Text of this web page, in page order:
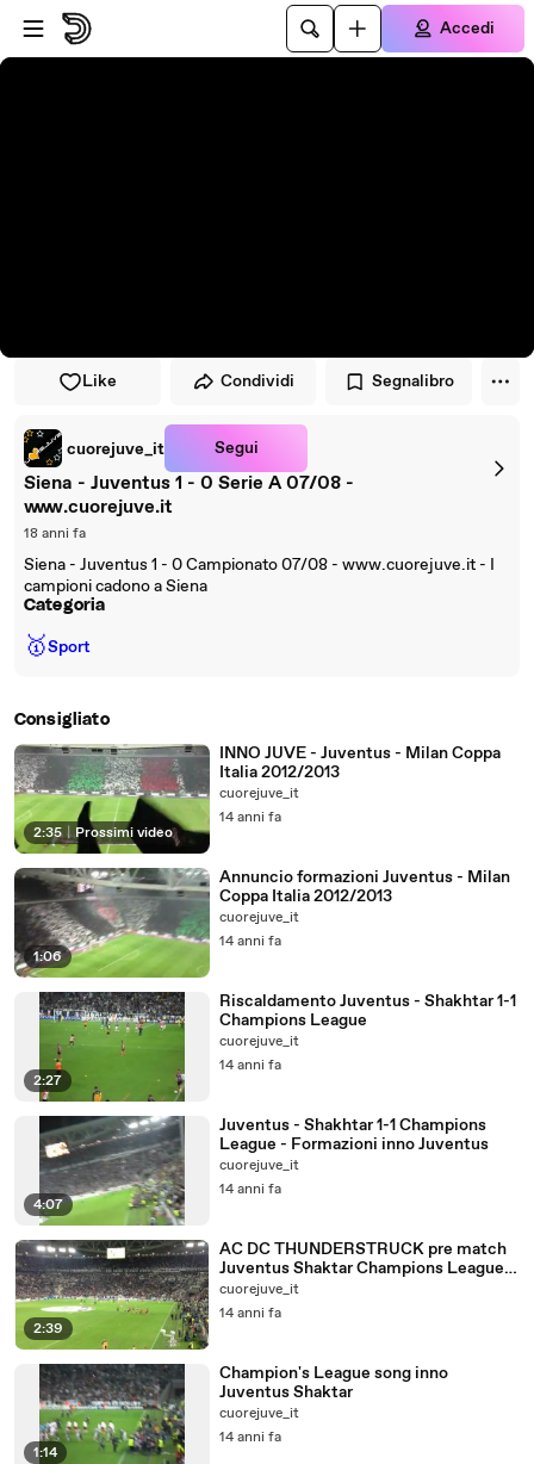
Vai al lettore
Passa al contenuto principale
Accedi
Like Condividi Segnalibro
cuorejuve_it Segui
Siena - Juventus 1 - 0 Serie A 07/08 -
www.cuorejuve.it
18 anni fa
Siena - Juventus 1 - 0 Campionato 07/08 - www.cuorejuve.it - I
campioni cadono a Siena
Categoria
🥇Sport
Consigliato
2:35 | Prossimi video
INNO JUVE - Juventus - Milan Coppa
Italia 2012/2013
cuorejuve_it
14 anni fa
1:06
Annuncio formazioni Juventus - Milan
Coppa Italia 2012/2013
cuorejuve_it
14 anni fa
2:27
Riscaldamento Juventus - Shakhtar 1-1
Champions League
cuorejuve_it
14 anni fa
4:07
Juventus - Shakhtar 1-1 Champions
League - Formazioni inno Juventus
cuorejuve_it
14 anni fa
2:39
AC DC THUNDERSTRUCK pre match
Juventus Shaktar Champions League
2012/2013
cuorejuve_it
14 anni fa
1:14
Champion's League song inno
Juventus Shaktar
cuorejuve_it
14 anni fa